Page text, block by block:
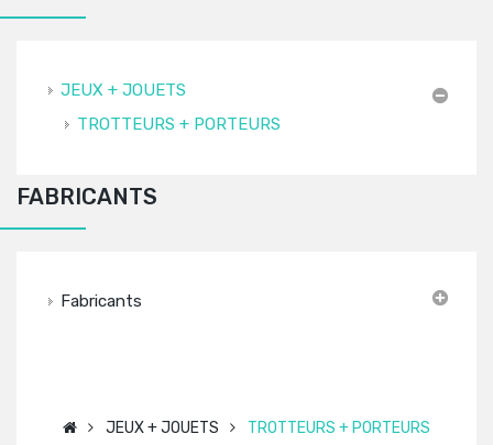
JEUX + JOUETS
TROTTEURS + PORTEURS
FABRICANTS
Fabricants
JEUX + JOUETS TROTTEURS + PORTEURS